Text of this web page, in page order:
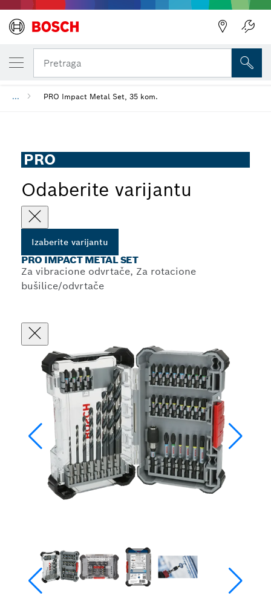
Pretraga
... PRO Impact Metal Set, 35 kom.
PRO
Odaberite varijantu
Izaberite varijantu
PRO IMPACT METAL SET
Za vibracione odvrtače, Za rotacione
bušilice/odvrtače
IZABRANA VARIJANTA
PRO Impact Metal Set